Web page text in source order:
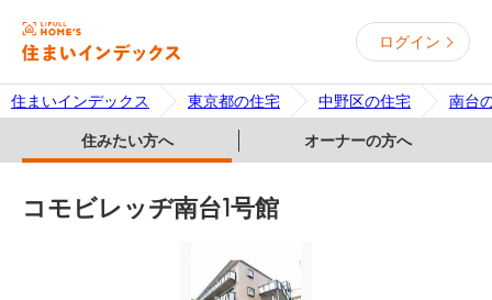
ログイン
住まいインデックス 東京都の住宅 中野区の住宅 南台
住みたい方へ オーナーの方へ
コモビレッヂ南台1号館